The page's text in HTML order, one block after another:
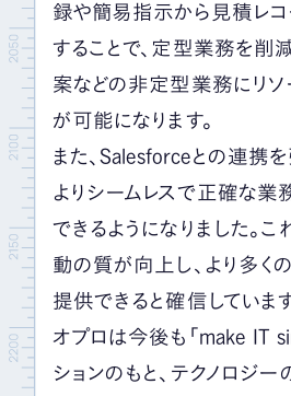
録や簡易指示から見積レ
することで、定型業務を削
案などの非定型業務にリソ
が可能になります。
また、Salesforceとの連携を
よりシームレスで正確な業
できるようになりました。こ
動の質が向上し、より多く
提供できると確信しています
オプロは今後も「make IT
ションのもと、テクノロジ